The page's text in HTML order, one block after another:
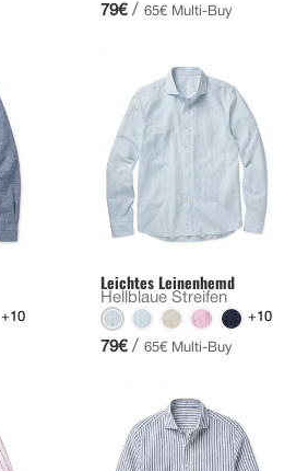
79€ / 65€ Multi-Buy
+10
Leichtes Leinenhemd
Hellblaue Streifen
+10
79€ / 65€ Multi-Buy